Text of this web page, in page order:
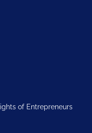
of Entrepreneurs